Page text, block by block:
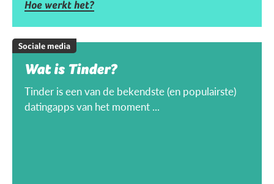
Hoe werkt het?
Sociale media
Wat is Tinder?
Tinder is een van de bekendste (en populairste)
datingapps van het moment ...